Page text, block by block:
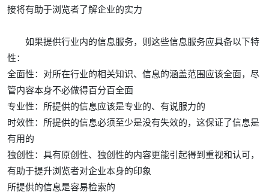
接将有助于浏览者了解企业的实力
如果提供行业内的信息服务，则这些信息服务应具备以下特
性：
全面性：对所在行业的相关知识、信息的涵盖范围应该全面，尽
管内容本身不必做得百分百全面
专业性：所提供的信息应该是专业的、有说服力的
时效性：所提供的信息必须至少是没有失效的，这保证了信息是
有用的
独创性：具有原创性、独创性的内容更能引起得到重视和认可，
有助于提升浏览者对企业本身的印象
所提供的信息是容易检索的